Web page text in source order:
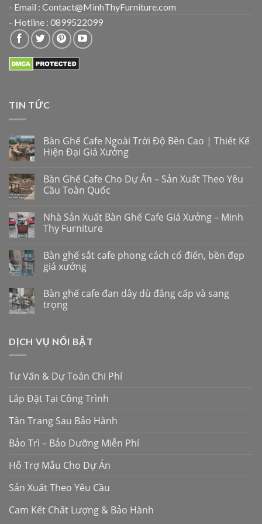
- Email : Contact@MinhThyFurniture.com
- Hotline : 0899522099
TIN TỨC
Bàn Ghế Cafe Ngoài Trời Độ Bền Cao | Thiết Kế
Hiện Đại Giá Xưởng
Bàn Ghế Cafe Cho Dự Án – Sản Xuất Theo Yêu
Cầu Toàn Quốc
Nhà Sản Xuất Bàn Ghế Cafe Giá Xưởng – Minh
Thy Furniture
Bàn ghế sắt cafe phong cách cổ điển, bền đẹp
giá xưởng
Bàn ghế cafe đan dây dù đẳng cấp và sang
trọng
DỊCH VỤ NỔI BẬT
Tư Vấn & Dự Toán Chi Phí
Lắp Đặt Tại Công Trình
Tân Trang Sau Bảo Hành
Bảo Trì – Bảo Dưỡng Miễn Phí
Hỗ Trợ Mẫu Cho Dự Án
Sản Xuất Theo Yêu Cầu
Cam Kết Chất Lượng & Bảo Hành